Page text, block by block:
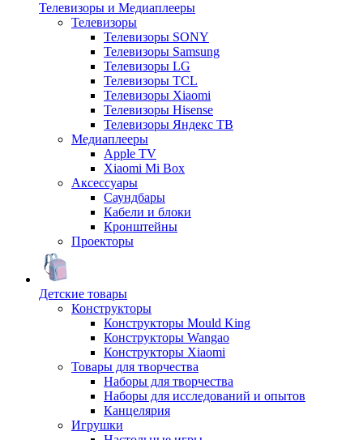
Телевизоры и Медиаплееры
Телевизоры
Телевизоры SONY
Телевизоры Samsung
Телевизоры LG
Телевизоры TCL
Телевизоры Xiaomi
Телевизоры Hisense
Телевизоры Яндекс ТВ
Медиаплееры
Apple TV
Xiaomi Mi Box
Аксессуары
Саундбары
Кабели и блоки
Кронштейны
Проекторы
Детские товары
Конструкторы
Конструкторы Mould King
Конструкторы Wangao
Конструкторы Xiaomi
Товары для творчества
Наборы для творчества
Наборы для исследований и опытов
Канцелярия
Игрушки